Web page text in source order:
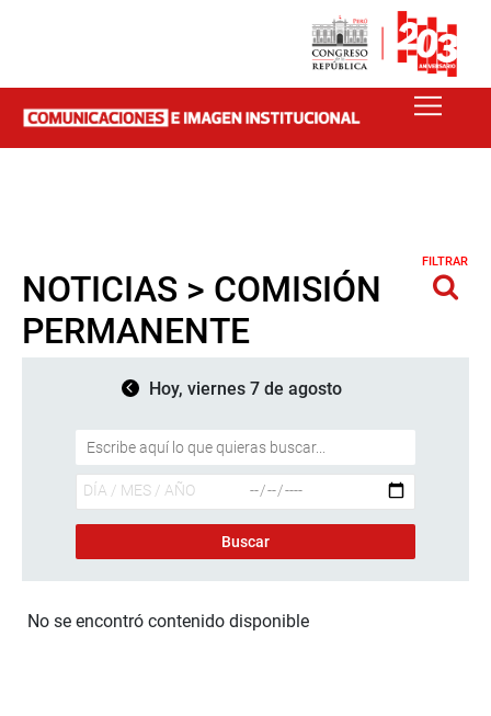
NOTICIAS > COMISIÓN
PERMANENTE
FILTRAR
Hoy, viernes 7 de agosto
No se encontró contenido disponible